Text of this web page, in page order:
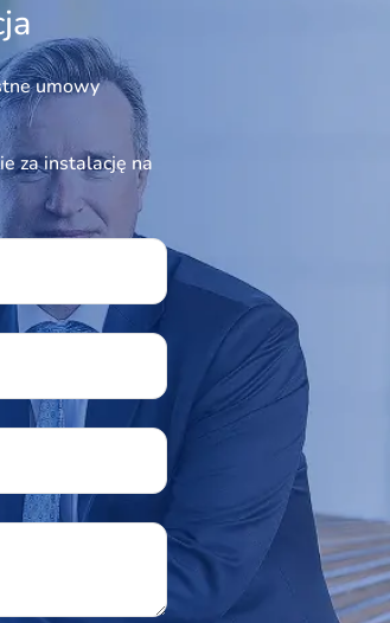
umowy
za instalację na